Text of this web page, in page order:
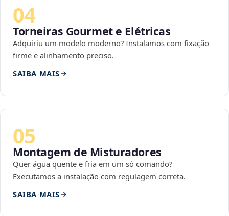
04
Torneiras Gourmet e Elétricas
Adquiriu um modelo moderno? Instalamos com fixação
firme e alinhamento preciso.
SAIBA MAIS
05
Montagem de Misturadores
Quer água quente e fria em um só comando?
Executamos a instalação com regulagem correta.
SAIBA MAIS